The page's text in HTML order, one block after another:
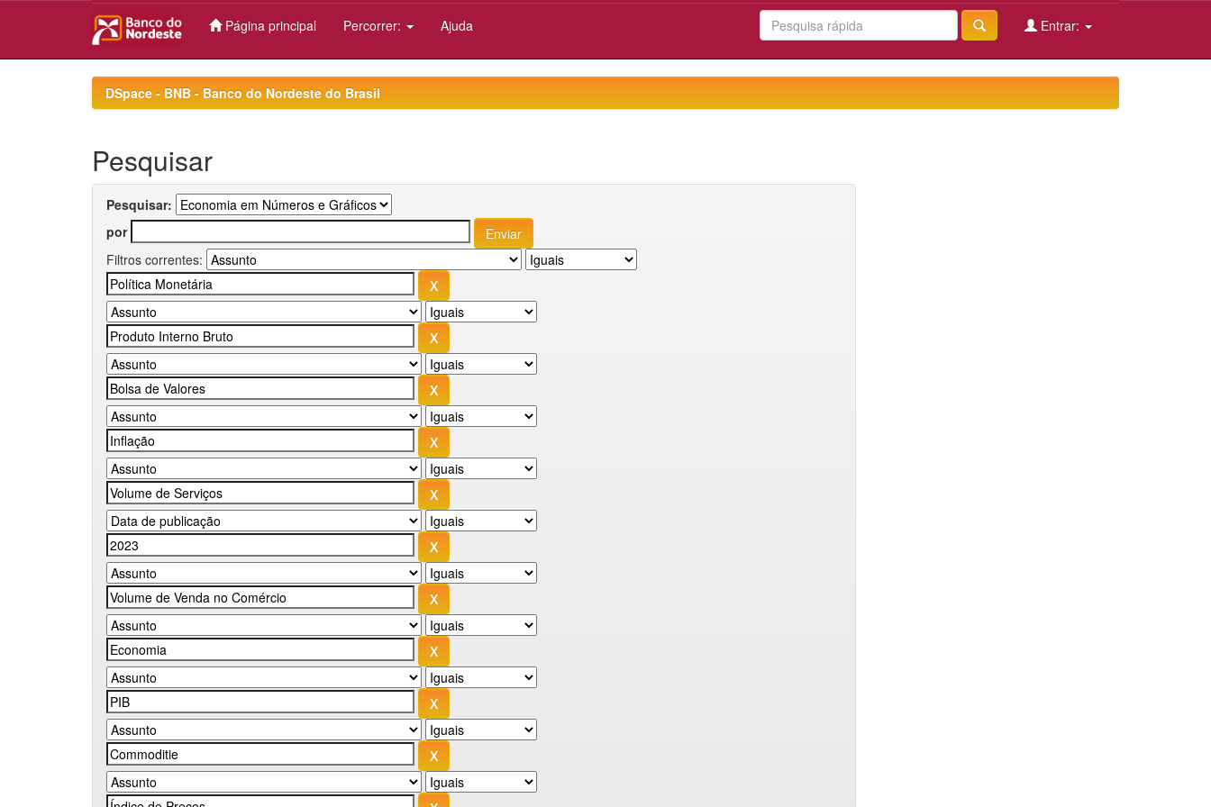
Página principal Percorrer: Ajuda Entrar:
DSpace - BNB - Banco do Nordeste do Brasil
Pesquisar
Pesquisar:
por
Filtros correntes: